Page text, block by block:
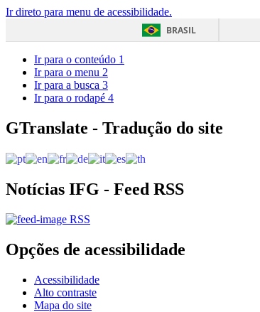
Ir direto para menu de acessibilidade.
BRASIL
Ir para o conteúdo 1
Ir para o menu 2
Ir para a busca 3
Ir para o rodapé 4
GTranslate - Tradução do site
Notícias IFG - Feed RSS
RSS
Opções de acessibilidade
Acessibilidade
Alto contraste
Mapa do site